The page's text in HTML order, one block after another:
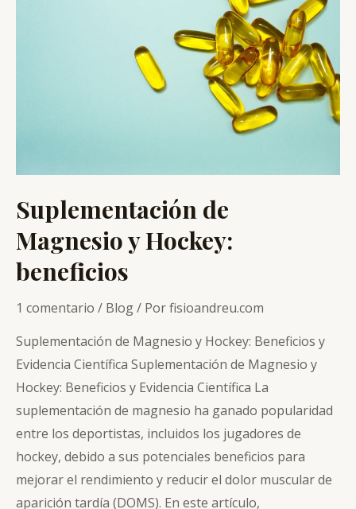
Suplementación de
Magnesio y Hockey:
beneficios
1 comentario / Blog/ Porfisioandreu.com
Suplementación de Magnesio y Hockey: Beneficios y
Evidencia Científica Suplementación de Magnesio y
Hockey: Beneficios y Evidencia Científica La
suplementación de magnesio ha ganado popularidad
entre los deportistas, incluidos los jugadores de
hockey, debido a sus potenciales beneficios para
mejorar el rendimiento y reducir el dolor muscular de
aparición tardía (DOMS). En este artículo,